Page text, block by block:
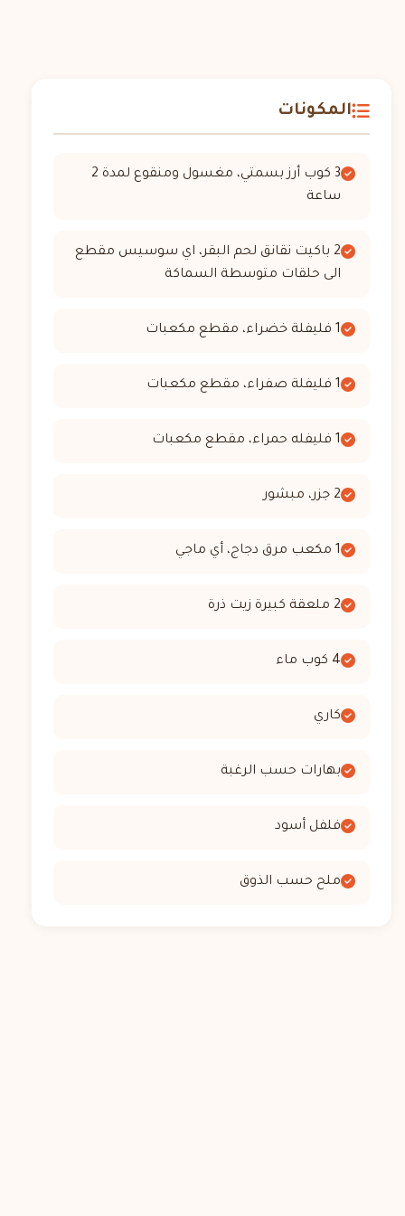
المكونات
3 كوب أرز بسمتي، مغسول ومنقوع لمدة 2
ساعة
2 باكيت نقانق لحم البقر، اي سوسيس مقطع
الى حلقات متوسطة السماكة
1 فليفلة خضراء، مقطع مكعبات
1 فليفلة صفراء، مقطع مكعبات
1 فليفله حمراء، مقطع مكعبات
2 جزر، مبشور
1 مكعب مرق دجاج، أي ماجي
2 ملعقة كبيرة زيت ذرة
4 كوب ماء
كاري
بهارات حسب الرغبة
فلفل أسود
ملح حسب الذوق